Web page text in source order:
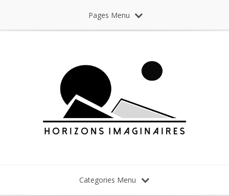
Pages Menu
Categories Menu